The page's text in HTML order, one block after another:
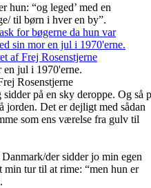
hun: “og leged’ med en
til børn i hver en by”.
en jul i 1970'erne.
Rosenstjerne
på en sky deroppe. Og så
jorden. Det er dejligt med sådan
som ens værelse fra gulv til
der sidder jo min egen
min tur til at rime: “men hun er